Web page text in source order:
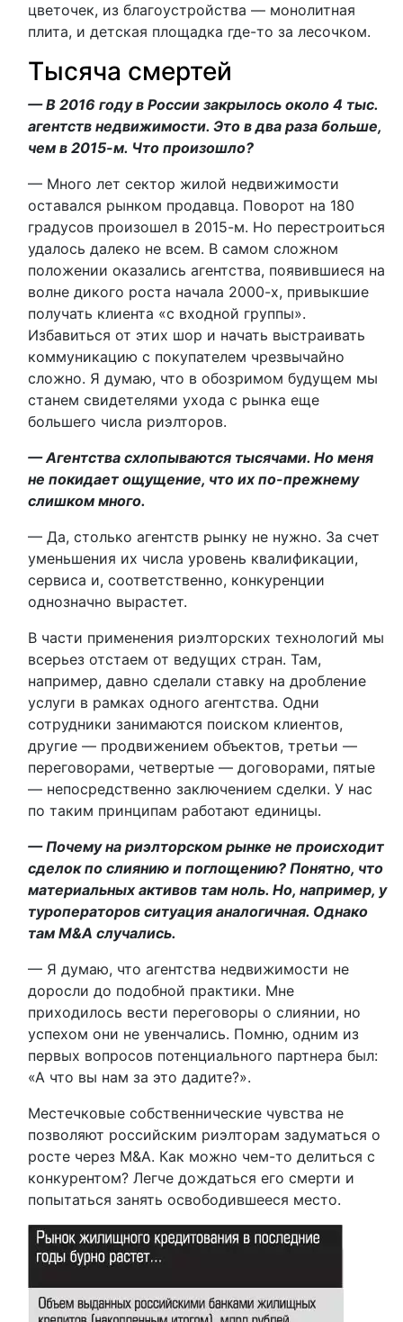
цветочек, из благоустройства — монолитная
плита, и детская площадка где-то за лесочком.
Тысяча смертей
— В 2016 году в России закрылось около 4 тыс.
агентств недвижимости. Это в два раза больше,
чем в 2015-м. Что произошло?
— Много лет сектор жилой недвижимости
оставался рынком продавца. Поворот на 180
градусов произошел в 2015-м. Но перестроиться
удалось далеко не всем. В самом сложном
положении оказались агентства, появившиеся на
волне дикого роста начала 2000-х, привыкшие
получать клиента «с входной группы».
Избавиться от этих шор и начать выстраивать
коммуникацию с покупателем чрезвычайно
сложно. Я думаю, что в обозримом будущем мы
станем свидетелями ухода с рынка еще
большего числа риэлторов.
— Агентства схлопываются тысячами. Но меня
не покидает ощущение, что их по-прежнему
слишком много.
— Да, столько агентств рынку не нужно. За счет
уменьшения их числа уровень квалификации,
сервиса и, соответственно, конкуренции
однозначно вырастет.
В части применения риэлторских технологий мы
всерьез отстаем от ведущих стран. Там,
например, давно сделали ставку на дробление
услуги в рамках одного агентства. Одни
сотрудники занимаются поиском клиентов,
другие — продвижением объектов, третьи —
переговорами, четвертые — договорами, пятые
— непосредственно заключением сделки. У нас
по таким принципам работают единицы.
— Почему на риэлторском рынке не происходит
сделок по слиянию и поглощению? Понятно, что
материальных активов там ноль. Но, например, у
тур­операторов ситуация аналогичная. Однако
там M&A случались.
— Я думаю, что агентства недвижимости не
доросли до подобной практики. Мне
приходилось вести переговоры о слиянии, но
успехом они не увенчались. Помню, одним из
первых вопросов потенциального партнера был:
«А что вы нам за это дадите?».
Местечковые собственнические чувства не
позволяют российским риэлторам задуматься о
росте через M&A. Как можно чем-то делиться с
конкурентом? Легче дождаться его смерти и
попытаться занять освободившееся место.